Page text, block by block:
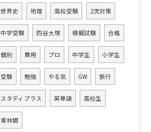
世界史 地理 高校受験 2次対策
中学受験 四谷大塚 模擬試験 合格
個別 費用 プロ 中学生 小学生
受験 勉強 やる気 GW 旅行
スタディプラス 英単語 高校生
東林間